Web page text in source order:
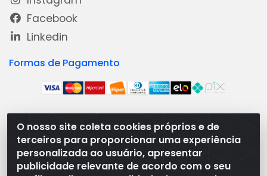
O nosso site coleta cookies próprios e de
terceiros para proporcionar uma experiência
personalizada ao usuário, apresentar
publicidade relevante de acordo com o seu
Facebook
Linkedin
Formas de Pagamento
Medeiros Distribuidora - Rua Dias Carneiro, 1977 -
Ramal, Bacabal/MA - CEP 65.700-000 - CNPJ
08.474.030/0001-41